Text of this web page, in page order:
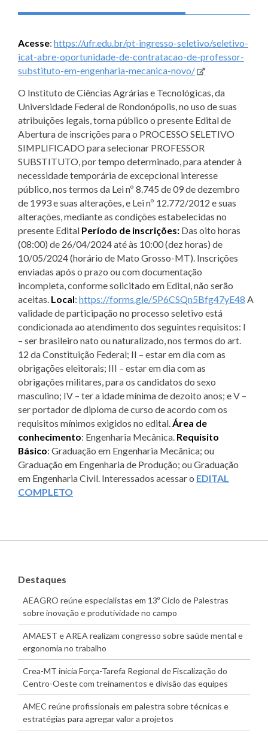
Acesse: https://ufr.edu.br/pt-ingresso-seletivo/seletivo-
icat-abre-oportunidade-de-contratacao-de-professor-
substituto-em-engenharia-mecanica-novo/
O Instituto de Ciências Agrárias e Tecnológicas, da
Universidade Federal de Rondonópolis, no uso de suas
atribuições legais, torna público o presente Edital de
Abertura de inscrições para o PROCESSO SELETIVO
SIMPLIFICADO para selecionar PROFESSOR
SUBSTITUTO, por tempo determinado, para atender à
necessidade temporária de excepcional interesse
público, nos termos da Lei nº 8.745 de 09 de dezembro
de 1993 e suas alterações, e Lei nº 12.772/2012 e suas
alterações, mediante as condições estabelecidas no
presente Edital Período de inscrições: Das oito horas
(08:00) de 26/04/2024 até às 10:00 (dez horas) de
10/05/2024 (horário de Mato Grosso-MT). Inscrições
enviadas após o prazo ou com documentação
incompleta, conforme solicitado em Edital, não serão
aceitas. Local: https://forms.gle/5P6CSQn5Bfg47yE48 A
validade de participação no processo seletivo está
condicionada ao atendimento dos seguintes requisitos: I
– ser brasileiro nato ou naturalizado, nos termos do art.
12 da Constituição Federal; II – estar em dia com as
obrigações eleitorais; III – estar em dia com as
obrigações militares, para os candidatos do sexo
masculino; IV – ter a idade mínima de dezoito anos; e V –
ser portador de diploma de curso de acordo com os
requisitos mínimos exigidos no edital.Área de
conhecimento: Engenharia Mecânica. Requisito
Básico: Graduação em Engenharia Mecânica; ou
Graduação em Engenharia de Produção; ou Graduação
em Engenharia Civil. Interessados acessar o EDITAL
COMPLETO
Destaques
AEAGRO reúne especialistas em 13º Ciclo de Palestras
sobre inovação e produtividade no campo
AMAEST e AREA realizam congresso sobre saúde mental e
ergonomia no trabalho
Crea-MT inicia Força-Tarefa Regional de Fiscalização do
Centro-Oeste com treinamentos e divisão das equipes
AMEC reúne profissionais em palestra sobre técnicas e
estratégias para agregar valor a projetos